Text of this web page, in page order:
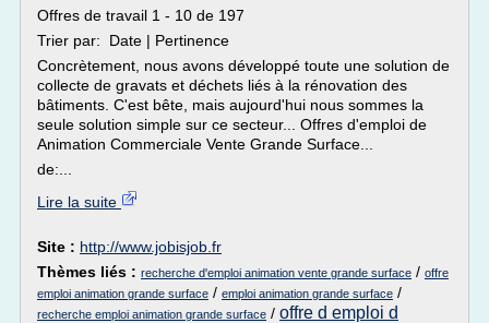
Offres de travail 1 - 10 de 197
Trier par: Date | Pertinence
Concrètement, nous avons développé toute une solution de
collecte de gravats et déchets liés à la rénovation des
bâtiments. C'est bête, mais aujourd'hui nous sommes la
seule solution simple sur ce secteur... Offres d'emploi de
Animation Commerciale Vente Grande Surface...
de:...
Lire la suite
Site : http://www.jobisjob.fr
Thèmes liés : recherche d'emploi animation vente grande surface / offre
emploi animation grande surface / emploi animation grande surface /
recherche emploi animation grande surface / offre d emploi d